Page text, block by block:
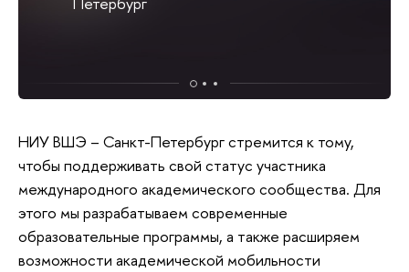
НИУ ВШЭ – Санкт-Петербург стремится к тому,
чтобы поддерживать свой статус участника
международного академического сообщества. Для
этого мы разрабатываем современные
образовательные программы, а также расширяем
возможности академической мобильности